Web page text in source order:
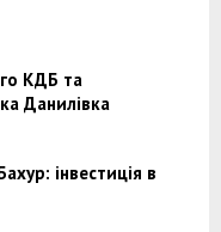
КДБ та
Данилівка
інвестиція в